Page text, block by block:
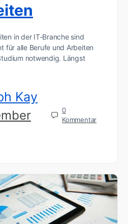
in der IT-Branche sind
für alle Berufe und Arbeiten
notwendig. Längst
Kay
0
Kommentar